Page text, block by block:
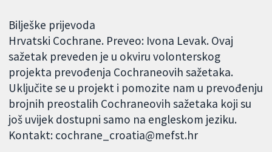
Bilješke prijevoda
Hrvatski Cochrane. Preveo: Ivona Levak. Ovaj
sažetak preveden je u okviru volonterskog
projekta prevođenja Cochraneovih sažetaka.
Uključite se u projekt i pomozite nam u prevođenju
brojnih preostalih Cochraneovih sažetaka koji su
još uvijek dostupni samo na engleskom jeziku.
Kontakt: cochrane_croatia@mefst.hr